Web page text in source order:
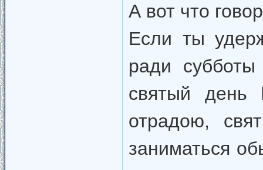
А вот что
Если ты
ради
святый день
отрадою,
заниматься